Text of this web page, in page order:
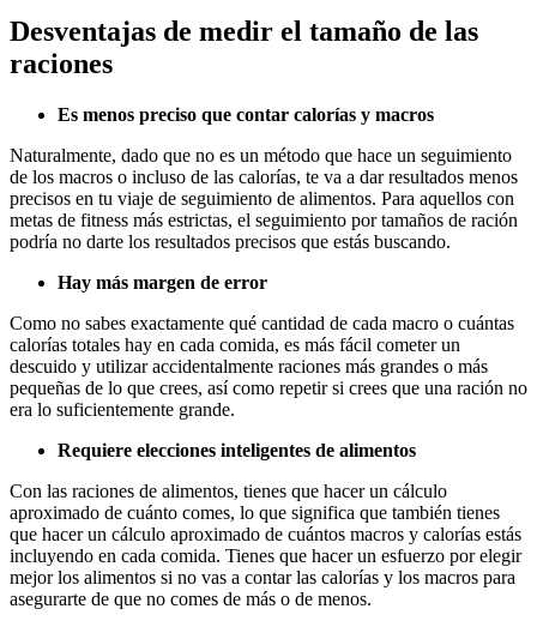
Desventajas de medir el tamaño de las
raciones
Es menos preciso que contar calorías y macros
Naturalmente, dado que no es un método que hace un seguimiento
de los macros o incluso de las calorías, te va a dar resultados menos
precisos en tu viaje de seguimiento de alimentos. Para aquellos con
metas de fitness más estrictas, el seguimiento por tamaños de ración
podría no darte los resultados precisos que estás buscando.
Hay más margen de error
Como no sabes exactamente qué cantidad de cada macro o cuántas
calorías totales hay en cada comida, es más fácil cometer un
descuido y utilizar accidentalmente raciones más grandes o más
pequeñas de lo que crees, así como repetir si crees que una ración no
era lo suficientemente grande.
Requiere elecciones inteligentes de alimentos
Con las raciones de alimentos, tienes que hacer un cálculo
aproximado de cuánto comes, lo que significa que también tienes
que hacer un cálculo aproximado de cuántos macros y calorías estás
incluyendo en cada comida. Tienes que hacer un esfuerzo por elegir
mejor los alimentos si no vas a contar las calorías y los macros para
asegurarte de que no comes de más o de menos.